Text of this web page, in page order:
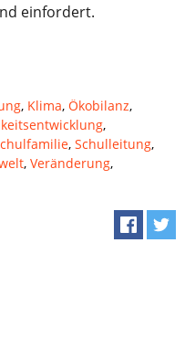
einfordert.
, Klima, Ökobilanz,
,
, Schulleitung,
, Veränderung,